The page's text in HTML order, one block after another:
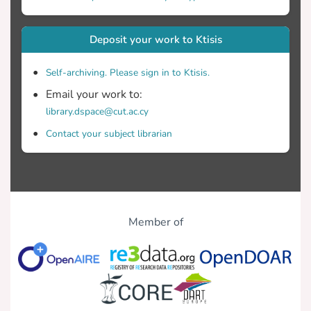
ανάδειξη του και θα καταδείξει ό,τι
αφορά την καλλιέργεια του φυτού στην
τη σύνδεση της εξέλιξης του φυτού
-μέσω του γενετικού δέντρου- με την
πορεία μεταφοράς του στη Δυτική
Ανατολής.
Deposit your work to Ktisis
Self-archiving. Please sign in to Ktisis.
Email your work to:
library.dspace@cut.ac.cy
Contact your subject librarian
Member of